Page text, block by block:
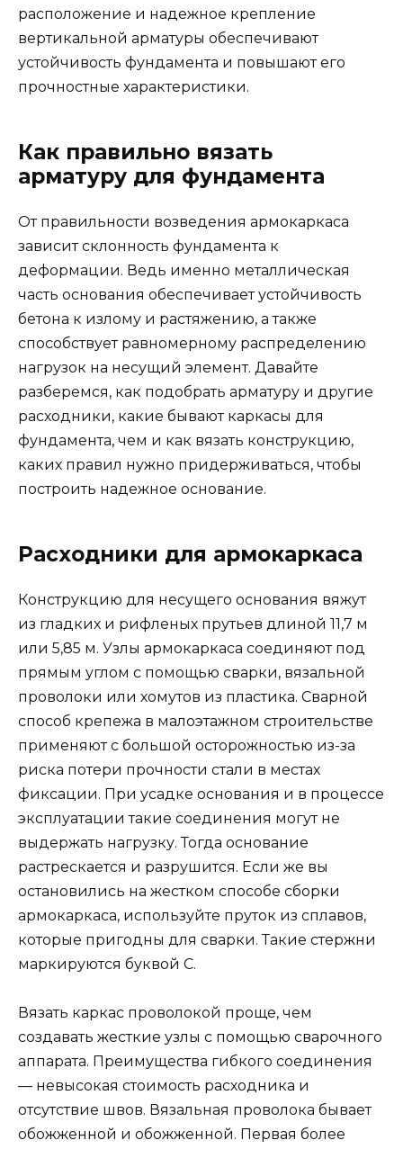
расположение и надежное крепление
вертикальной арматуры обеспечивают
устойчивость фундамента и повышают его
прочностные характеристики.
Как правильно вязать
арматуру для фундамента
От правильности возведения армокаркаса
зависит склонность фундамента к
деформации. Ведь именно металлическая
часть основания обеспечивает устойчивость
бетона к излому и растяжению, а также
способствует равномерному распределению
нагрузок на несущий элемент. Давайте
разберемся, как подобрать арматуру и другие
расходники, какие бывают каркасы для
фундамента, чем и как вязать конструкцию,
каких правил нужно придерживаться, чтобы
построить надежное основание.
Расходники для армокаркаса
Конструкцию для несущего основания вяжут
из гладких и рифленых прутьев длиной 11,7 м
или 5,85 м. Узлы армокаркаса соединяют под
прямым углом с помощью сварки, вязальной
проволоки или хомутов из пластика. Сварной
способ крепежа в малоэтажном строительстве
применяют с большой осторожностью из-за
риска потери прочности стали в местах
фиксации. При усадке основания и в процессе
эксплуатации такие соединения могут не
выдержать нагрузку. Тогда основание
растрескается и разрушится. Если же вы
остановились на жестком способе сборки
армокаркаса, используйте пруток из сплавов,
которые пригодны для сварки. Такие стержни
маркируются буквой С.
Вязать каркас проволокой проще, чем
создавать жесткие узлы с помощью сварочного
аппарата. Преимущества гибкого соединения
— невысокая стоимость расходника и
отсутствие швов. Вязальная проволока бывает
обожженной и обожженной. Первая более